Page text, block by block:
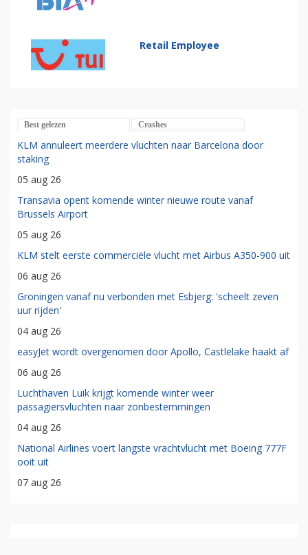
Retail Employee
Best gelezen Crashes
KLM annuleert meerdere vluchten naar Barcelona door
staking
05 aug 26
Transavia opent komende winter nieuwe route vanaf
Brussels Airport
05 aug 26
KLM stelt eerste commerciële vlucht met Airbus A350-900 uit
06 aug 26
Groningen vanaf nu verbonden met Esbjerg: 'scheelt zeven
uur rijden'
04 aug 26
easyJet wordt overgenomen door Apollo, Castlelake haakt af
06 aug 26
Luchthaven Luik krijgt komende winter weer
passagiersvluchten naar zonbestemmingen
04 aug 26
National Airlines voert langste vrachtvlucht met Boeing 777F
ooit uit
07 aug 26